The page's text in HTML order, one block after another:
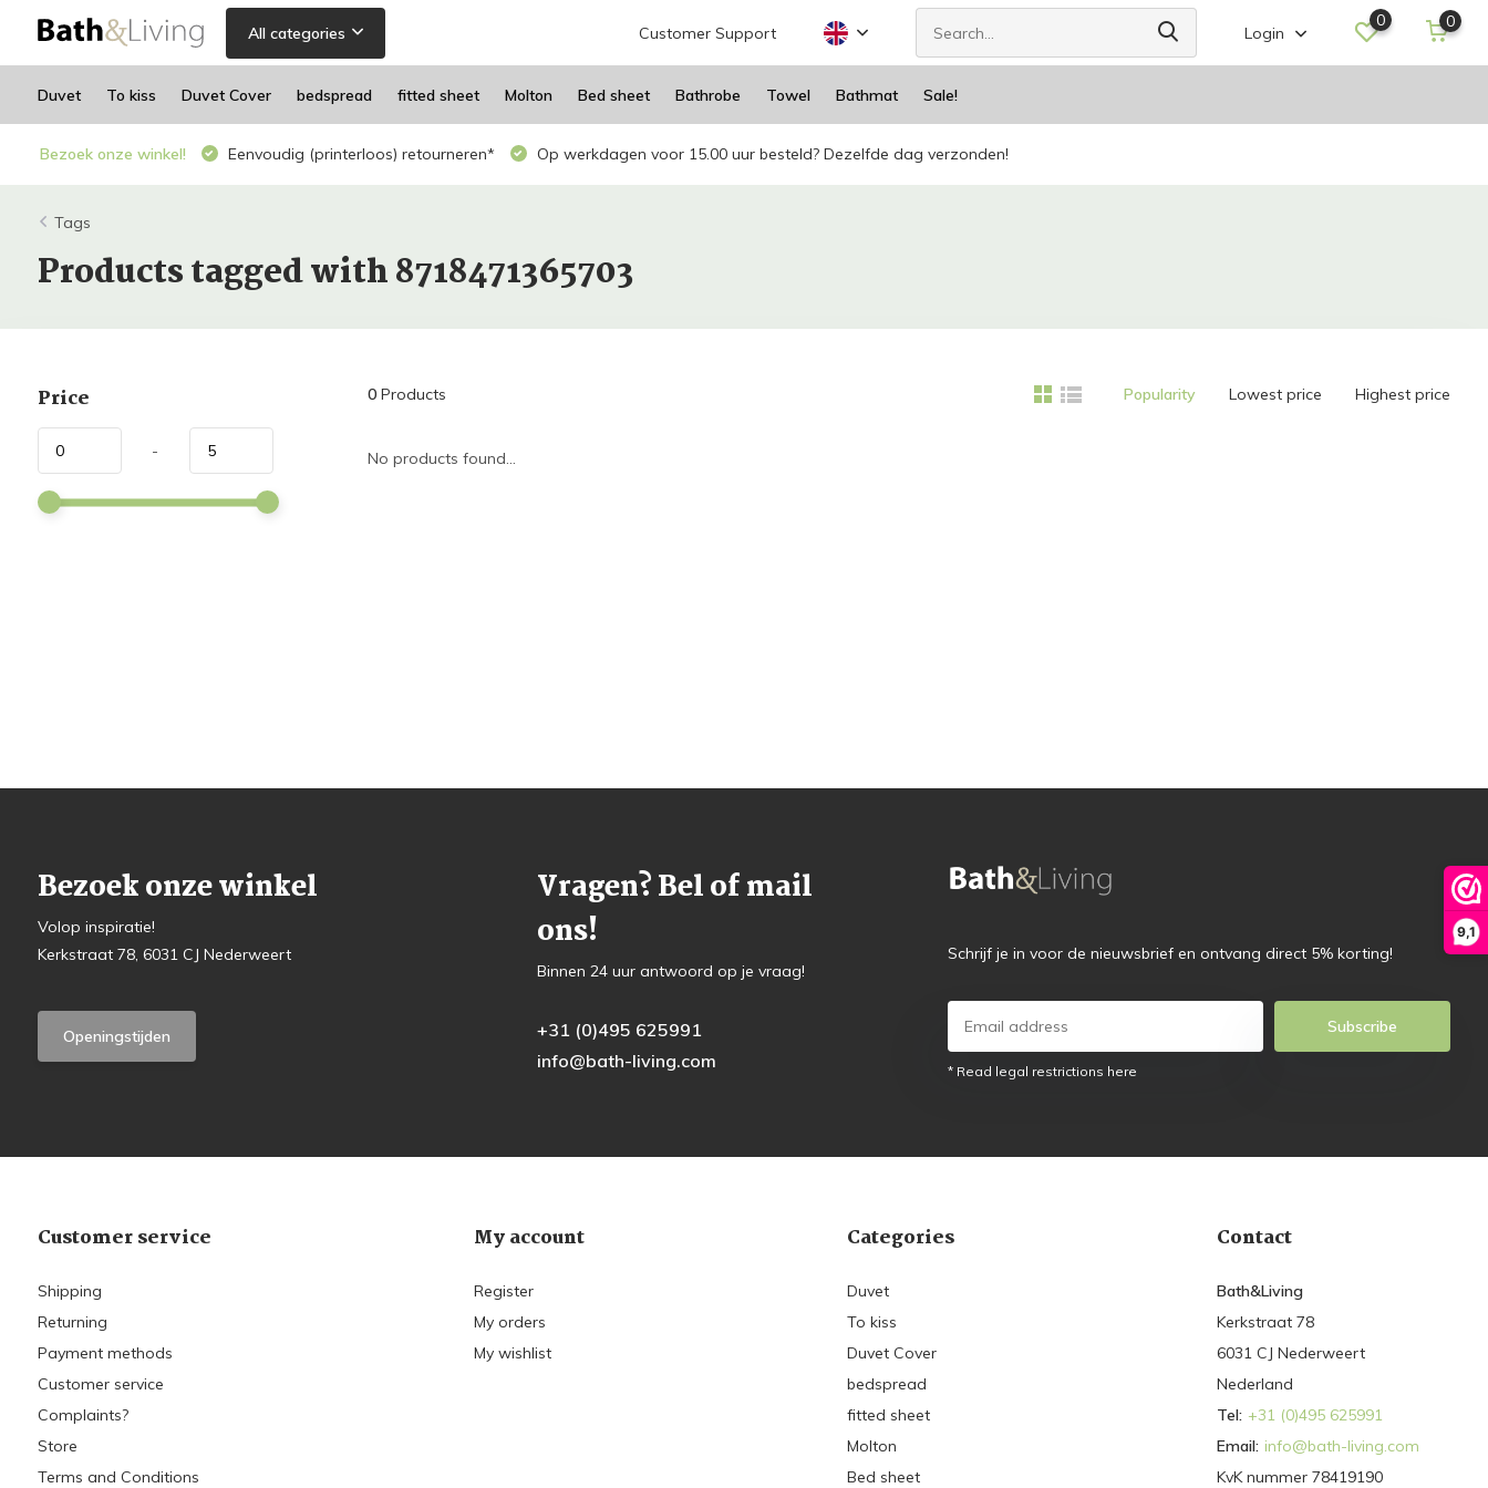
9,1
All categories Customer Support Login
0 0
Duvet To kiss Duvet Cover bedspread fitted sheet Molton Bed sheet Bathrobe Towel Bathmat Sale!
Bezoek onze winkel! Eenvoudig (printerloos) retourneren* Op werkdagen voor 15.00 uur besteld? Dezelfde dag verzonden!
Tags
Products tagged with 8718471365703
Price
-
0Products Popularity Lowest price Highest price
No products found...
Bezoek onze winkel
Volop inspiratie!
Kerkstraat 78, 6031 CJ Nederweert
Openingstijden
Vragen? Bel of mail
ons!
Binnen 24 uur antwoord op je vraag!
+31 (0)495 625991
info@bath-living.com
Schrijf je in voor de nieuwsbrief en ontvang direct 5% korting!
Subscribe
* Read legal restrictions here
Customer service
Shipping
Returning
Payment methods
Customer service
Complaints?
Store
Terms and Conditions
My account
Register
My orders
My wishlist
Categories
Duvet
To kiss
Duvet Cover
bedspread
fitted sheet
Molton
Bed sheet
Contact
Bath&Living
Kerkstraat 78
6031 CJ Nederweert
Nederland
Tel: +31 (0)495 625991
Email: info@bath-living.com
KvK nummer 78419190